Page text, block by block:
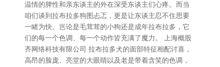
温情的脾性和亲东谈主的外在深受东谈主们心疼。而当
咱们谈到拉布拉多狗图忐忑，更是让东谈主忍不住思要
一睹为快。岂论是毛茸茸的小狗还是成年拉布拉多，它
们的每一个色调、每一个动作皆充满了魔力。 上海概股
齐网络科技有限公司 拉布拉多犬的面部特征相配讨喜，
高昂的脸庞、亮堂的大眼睛以及老是带着含笑的色调，